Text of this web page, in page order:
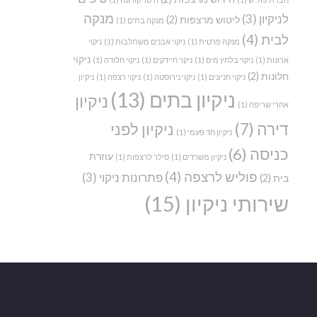
לניקיון (3) ליטוש מרצפות (2) מנקה בתים (1)
מנקה
לבית (4) מנקה פרטית (1) ניקוי אבנים משתלבות (1)
ניקוי
ארונות (1) ניקוי בלחץ מים (1) ניקוי חיידקים (1) ניקוי חלודה (1)
ניקוי
חלונות (2) ניקוי חניונים (1) ניקוי נירוסטה (1) ניקוי רצפה (1) ניקיון
אחרי שריפה (1) ניקיון בתים (13)
ניקיון
דירה (7) ניקיון חד פעמי (1)
ניקיון לפני
כניסה (6) ניקיון משרדים (1) סילר לרצפות (1)
עוזרת
בית (2) פוליש לרצפה (4) פתרונות ניקוי (3)
שירותי ניקיון (15)